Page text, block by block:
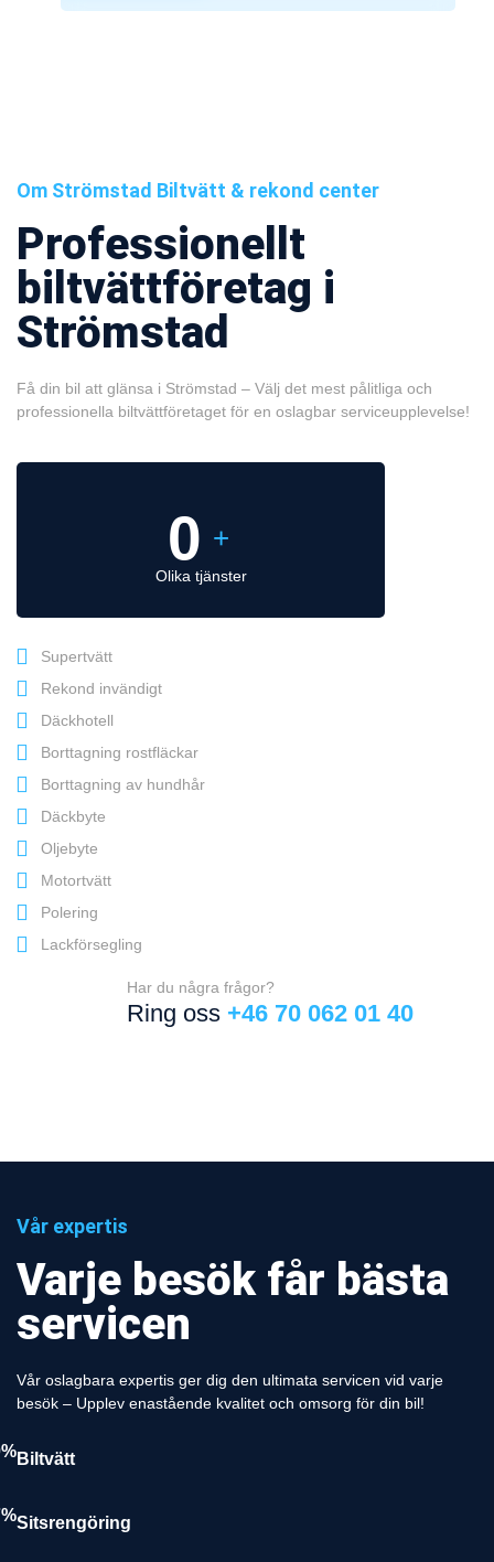
Om Strömstad Biltvätt & rekond center
Professionellt
biltvättföretag i
Strömstad
Få din bil att glänsa i Strömstad – Välj det mest pålitliga och
professionella biltvättföretaget för en oslagbar serviceupplevelse!
0 +
Olika tjänster
Supertvätt
Rekond invändigt
Däckhotell
Borttagning rostfläckar
Borttagning av hundhår
Däckbyte
Oljebyte
Motortvätt
Polering
Lackförsegling
Har du några frågor?
Ring oss +46 70 062 01 40
Vår expertis
Varje besök får bästa
servicen
Vår oslagbara expertis ger dig den ultimata servicen vid varje
besök – Upplev enastående kvalitet och omsorg för din bil!
Biltvätt
Sitsrengöring